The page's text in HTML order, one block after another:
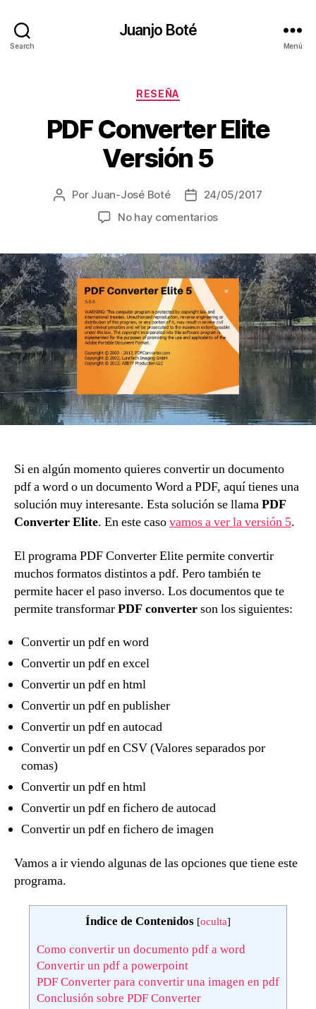
Search
Juanjo Boté
Menú
Categorías
RESEÑA
PDF Converter Elite
Versión 5
Autor
Por Juan-José Boté
Fecha24/05/2017
No hay comentariosen
Elite
Versión
Si en algún momento quieres convertir un documento
pdf a word o un documento Word a PDF, aquí tienes una
solución muy interesante. Esta solución se llamaPDF
Converter Elite. En este casovamos a ver la versión 5.
El programa PDF Converter Elite permite convertir
muchos formatos distintos a pdf. Pero también te
permite hacer el paso inverso. Los documentos que te
permite transformarPDF converterson los siguientes:
Convertir un pdf en word
Convertir un pdf en excel
Convertir un pdf en html
Convertir un pdf en publisher
Convertir un pdf en autocad
Convertir un pdf en CSV (Valores separados por
comas)
Convertir un pdf en html
Convertir un pdf en fichero de autocad
Convertir un pdf en fichero de imagen
Vamos a ir viendo algunas de las opciones que tiene este
programa.
Índice de Contenidos [oculta]
Como convertir un documento pdf a word
Convertir un pdf a powerpoint
PDF Converter para convertir una imagen en pdf
Conclusión sobre PDF Converter